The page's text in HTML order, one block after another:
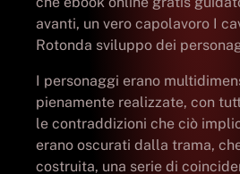
avanti, un vero capolavoro I
Rotonda sviluppo dei
I personaggi erano
pienamente realizzate, con
le contraddizioni che ciò
erano oscurati dalla trama,
costruita, una serie di